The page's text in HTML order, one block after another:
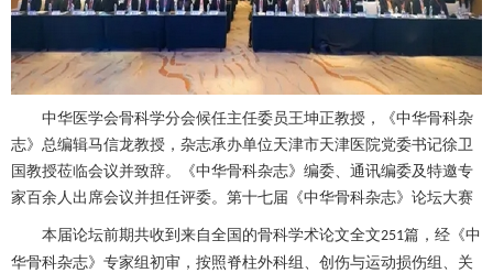
中华医学会骨科学分会候任主任委员王坤正教授，《中华骨科杂
志》总编辑马信龙教授，杂志承办单位天津市天津医院党委书记徐卫
国教授莅临会议并致辞。《中华骨科杂志》编委、通讯编委及特邀专
家百余人出席会议并担任评委。第十七届《中华骨科杂志》论坛大赛
本届论坛前期共收到来自全国的骨科学术论文全文251篇，经《中
华骨科杂志》专家组初审，按照脊柱外科组、创伤与运动损伤组、关